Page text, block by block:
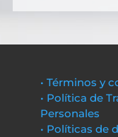
• Términos y
• Política de
Personales
• Políticas de